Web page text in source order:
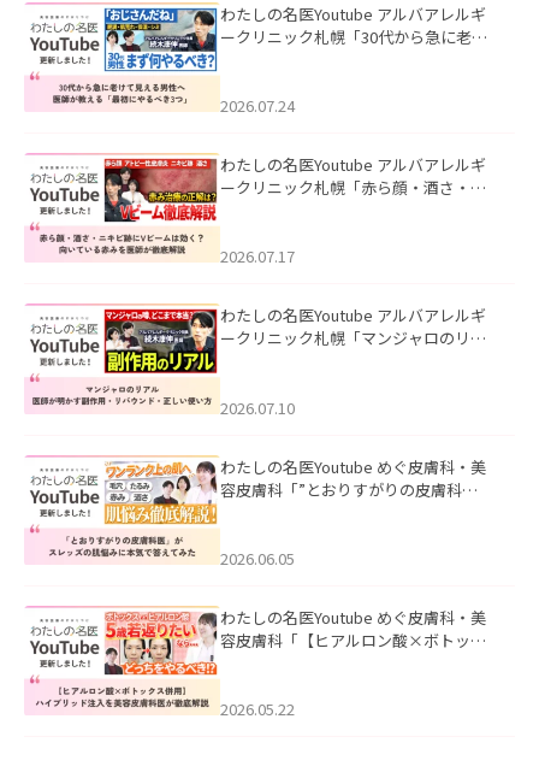
わたしの名医Youtube アルバアレルギ
ークリニック札幌「30代から急に老け
た。
2026.07.24
わたしの名医Youtube アルバアレルギ
ークリニック札幌「赤ら顔・酒さ・ニ
した。
2026.07.17
わたしの名医Youtube アルバアレルギ
ークリニック札幌「マンジャロのリア
た。
2026.07.10
わたしの名医Youtube めぐ皮膚科・美
容皮膚科「”とおりすがりの皮膚科
2026.06.05
わたしの名医Youtube めぐ皮膚科・美
容皮膚科「【ヒアルロン酸×ボトック
た。
2026.05.22